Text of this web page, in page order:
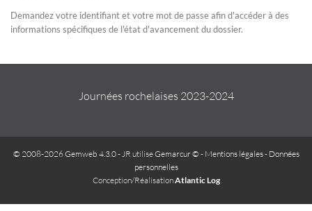
Demandez votre identifiant et votre mot de passe afin d'accéder à des
informations spécifiques de l'état d'avancement du dossier.
Journées rochelaises 2023-2024
© 2008-2026 Gemweb 4.3.0- JR utiliseGemarcur © - Mentions légales- Données
personnelles
Conception/RéalisationAtlantic Log